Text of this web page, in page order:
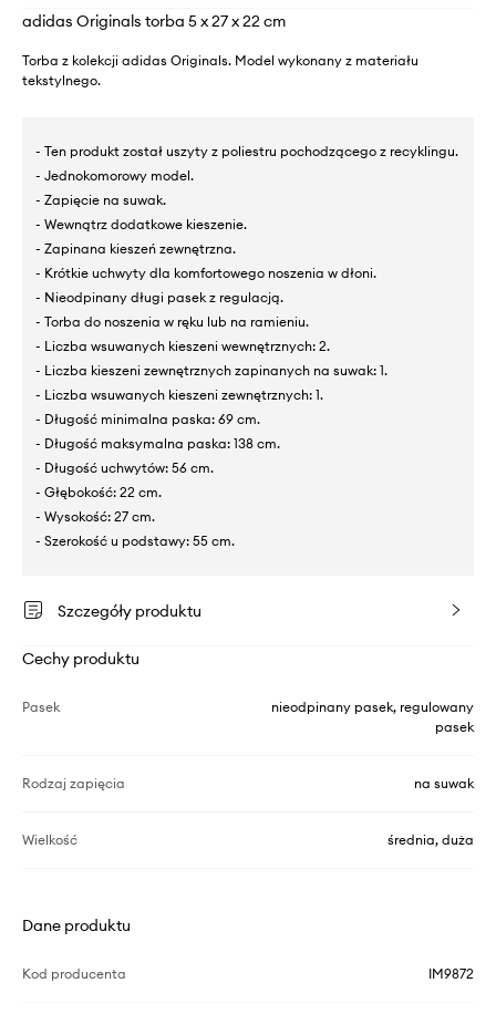
adidas Originals torba 5 x 27 x 22 cm
Torba z kolekcji adidas Originals. Model wykonany z materiału
tekstylnego.
- Ten produkt został uszyty z poliestru pochodzącego z recyklingu.
- Jednokomorowy model.
- Zapięcie na suwak.
- Wewnątrz dodatkowe kieszenie.
- Zapinana kieszeń zewnętrzna.
- Krótkie uchwyty dla komfortowego noszenia w dłoni.
- Nieodpinany długi pasek z regulacją.
- Torba do noszenia w ręku lub na ramieniu.
- Liczba wsuwanych kieszeni wewnętrznych: 2.
- Liczba kieszeni zewnętrznych zapinanych na suwak: 1.
- Liczba wsuwanych kieszeni zewnętrznych: 1.
- Długość minimalna paska: 69 cm.
- Długość maksymalna paska: 138 cm.
- Długość uchwytów: 56 cm.
- Głębokość: 22 cm.
- Wysokość: 27 cm.
- Szerokość u podstawy: 55 cm.
Szczegóły produktu
Cechy produktu
Pasek
nieodpinany pasek, regulowany
pasek
Rodzaj zapięcia na suwak
Wielkość średnia, duża
Dane produktu
Kod producenta IM9872